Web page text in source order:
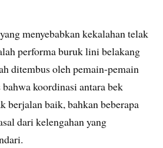
menyebabkan kekalahan telak
performa buruk lini belakang
ditembus oleh pemain-pemain
koordinasi antara bek
berjalan baik, bahkan beberapa
dari kelengahan yang